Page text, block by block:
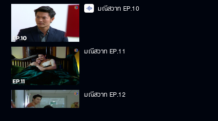
มณีสวาท EP.10
มณีสวาท EP.11
มณีสวาท EP.12